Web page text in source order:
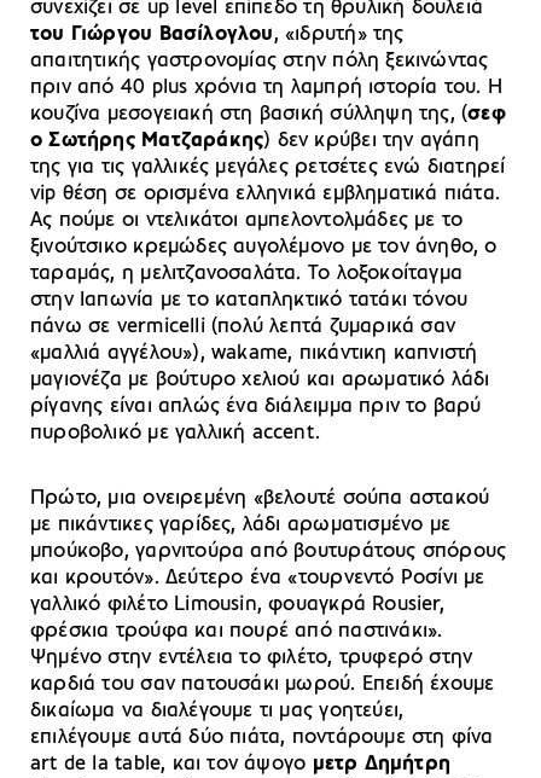
συνεχίζει σε up level επίπεδο τη θρυλική δουλειά
του Γιώργου Βασίλογλου, «ιδρυτή» της
απαιτητικής γαστρονομίας στην πόλη ξεκινώντας
πριν από 40 plus χρόνια τη λαμπρή ιστορία του. Η
κουζίνα μεσογειακή στη βασική σύλληψη της, (σεφ
ο Σωτήρης Ματζαράκης) δεν κρύβει την αγάπη
της για τις γαλλικές μεγάλες ρετσέτες ενώ διατηρεί
vip θέση σε ορισμένα ελληνικά εμβληματικά πιάτα.
Ας πούμε οι ντελικάτοι αμπελοντολμάδες με το
ξινούτσικο κρεμώδες αυγολέμονο με τον άνηθο, ο
ταραμάς, η μελιτζανοσαλάτα. Το λοξοκοίταγμα
στην Ιαπωνία με το καταπληκτικό τατάκι τόνου
πάνω σε vermicelli (πολύ λεπτά ζυμαρικά σαν
«μαλλιά αγγέλου»), wakame, πικάντικη καπνιστή
μαγιονέζα με βούτυρο χελιού και αρωματικό λάδι
ρίγανης είναι απλώς ένα διάλειμμα πριν το βαρύ
πυροβολικό με γαλλική accent.
Πρώτο, μια ονειρεμένη «βελουτέ σούπα αστακού
με πικάντικες γαρίδες, λάδι αρωματισμένο με
μπούκοβο, γαρνιτούρα από βουτυράτους σπόρους
και κρουτόν». Δεύτερο ένα «τουρνεντό Ροσίνι με
γαλλικό φιλέτο Limousin, φουαγκρά Rousier,
φρέσκια τρούφα και πουρέ από παστινάκι».
Ψημένο στην εντέλεια το φιλέτο, τρυφερό στην
καρδιά του σαν πατουσάκι μωρού. Επειδή έχουμε
δικαίωμα να διαλέγουμε τι μας γοητεύει,
επιλέγουμε αυτά δύο πιάτα, ποντάρουμε στη φίνα
art de la table, και τον άψογο μετρ Δημήτρη